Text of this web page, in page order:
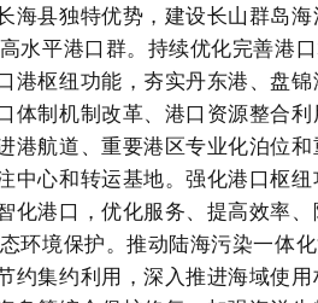
海县独特优势，建设长山群岛
高水平港口群。持续优化完善港
港枢纽功能，夯实丹东港、盘
体制机制改革、港口资源整合
港航道、重要港区专业化泊位
中心和转运基地。强化港口枢
化港口，优化服务、提高效率
态环境保护。推动陆海污染一体
约集约利用，深入推进海域使